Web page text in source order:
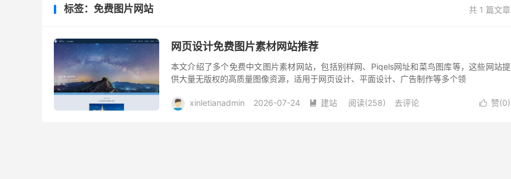
共 1 篇文章
标签：免费图片网站
网页设计免费图片素材网站推荐
本文介绍了多个免费中文图片素材网站，包括别样网、Piqels网址和菜鸟图库等，这些网站提
供大量无版权的高质量图像资源，适用于网页设计、平面设计、广告制作等多个领
 赞(0)
xinletianadmin 2026-07-24  建站 阅读(258) 去评论